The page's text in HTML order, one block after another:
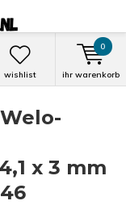
wishlist ihr warenkorb
0
x 3 mm